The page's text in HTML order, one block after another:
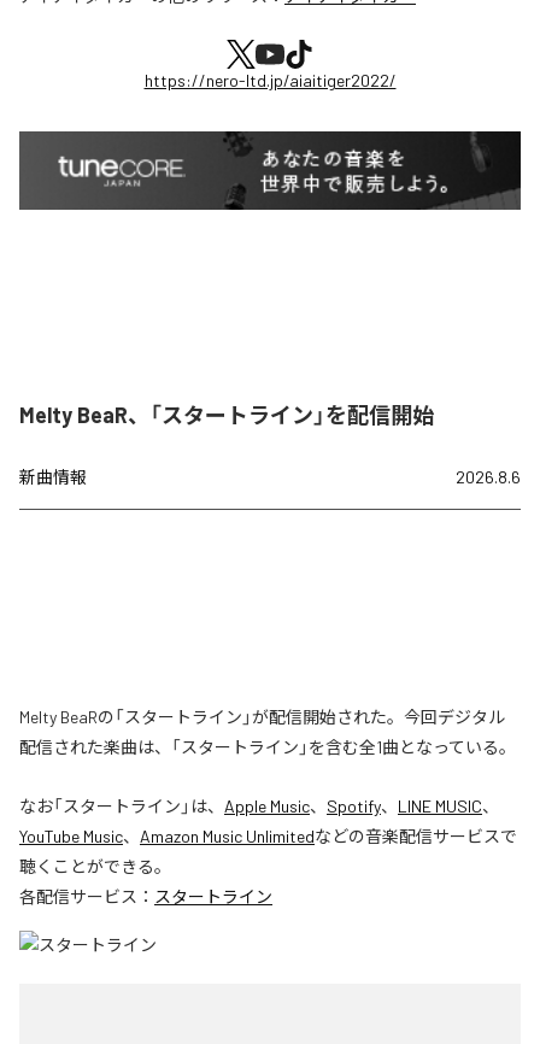
https://nero-ltd.jp/aiaitiger2022/
Melty BeaR、「スタートライン」を配信開始
新曲情報 2026.8.6
Melty BeaRの「スタートライン」が配信開始された。今回デジタル
配信された楽曲は、「スタートライン」を含む全1曲となっている。
なお「スタートライン 」は、 Apple Music、 Spotify、 LINE MUSIC、
YouTube Music、 Amazon Music Unlimitedなどの音楽配信サービスで
聴くことができる。
各配信サービス： スタートライン